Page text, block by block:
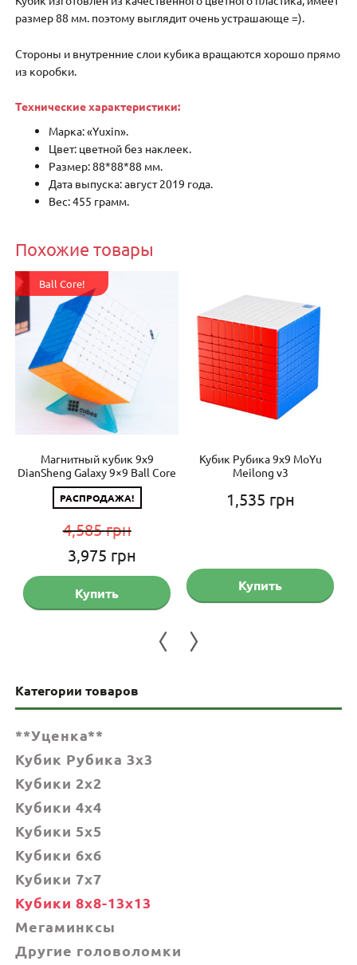
размер 88 мм. поэтому выглядит очень устрашающе =).
Стороны и внутренние слои кубика вращаются хорошо прямо
из коробки.
Технические характеристики:
Марка: «Yuxin».
Цвет: цветной без наклеек.
Размер: 88*88*88 мм.
Дата выпуска: август 2019 года.
Вес: 455 грамм.
Похожие товары
грн.
Магнитный кубик 9х9
DianSheng Galaxy 9×9 Ball Core
РАСПРОДАЖА!
4,585грн
Первоначальная
цена
составляла
3,975 грн
цена:
3,975 грн.
Ball Core!
Купить
Кубик Рубика 9х9 MoYu
Meilong v3
1,535 грн
Купить
Категории товаров
**Уценка**
Кубик Рубика 3x3
Кубики 2x2
Кубики 4x4
Кубики 5x5
Кубики 6х6
Кубики 7х7
Кубики 8x8-13x13
Мегаминксы
Другие головоломки